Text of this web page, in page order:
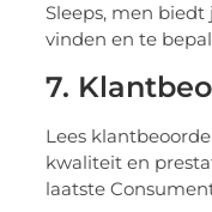
Sleeps, men
vinden en te
7.
Lees
kwaliteit en
laatste